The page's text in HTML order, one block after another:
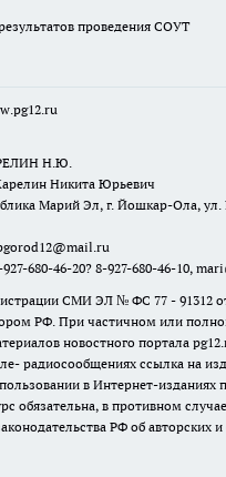
проведения СОУТ
Н.Ю.
Никита Юрьевич
Марий Эл, г. Йошкар-Ола, ул.
680-46-20? 8-927-680-46-10,
СМИ ЭЛ № ФС 77 - 91312
РФ. При частичном или
новостного портала
радиосообщениях ссылка на
в Интернет-изданиях
обязательна, в противном
РФ об авторских